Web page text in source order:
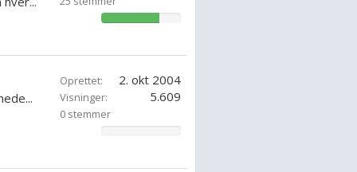
73.71428571428572%
Oprettet: 2. okt 2004
Visninger: 5.609
0 stemmer